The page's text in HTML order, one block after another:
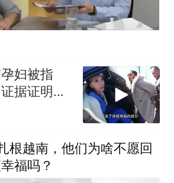
妇被指
据证明清
根越南，他们为啥不愿回
福吗？